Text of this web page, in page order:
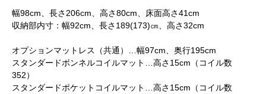
幅98cm、長さ206cm、高さ80cm、床面高さ41cm
収納部内寸：幅92cm、長さ189(173)㎝、高さ32cm
オプションマットレス（共通）…幅97cm、奥行195cm
スタンダードボンネルコイルマット…高さ15cm（コイル数
352）
スタンダードポケットコイルマット…高さ15cm（コイル数